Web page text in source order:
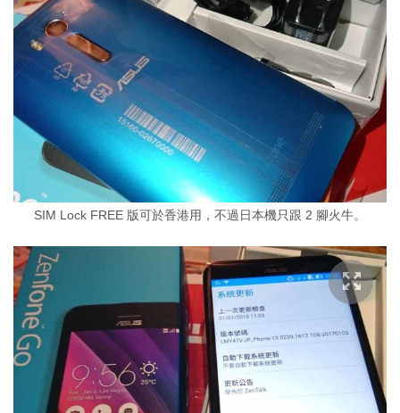
SIM Lock FREE 版可於香港用，不過日本機只跟 2 腳火牛。